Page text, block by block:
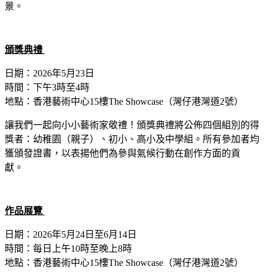
景。
頒獎典禮
日期： 2026年5月 23 日
時間：下午3時至4時
地點：香港藝術中心15樓The Showcase （灣仔港灣道2號）
讓我們一起向小小藝術家敬禮！頒獎典禮將公佈四個組別的得
獎者：幼稚園（親子）、初小、高小及中學組。所有參加者均
獲頒發證書，以表揚他們為參與氣候行動在創作方面的貢
獻。
作品展覽
日期： 2026年5月 24 日至6月 14 日
時間：每日上午10時至晚上8時
地點：香港藝術中心15樓The Showcase （灣仔港灣道2號）